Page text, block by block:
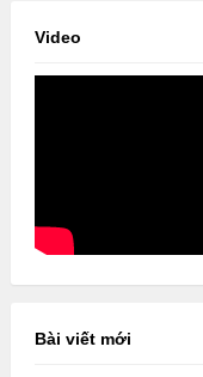
Video
Bài viết mới